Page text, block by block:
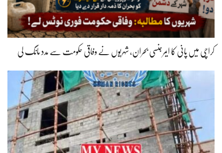
کراچی میں پانی کا ایمرجنسی بحران، شہریوں نے وفاقی حکومت سے مدد مانگ لی